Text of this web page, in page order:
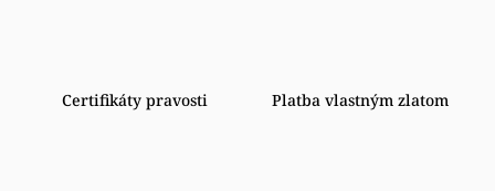
Certifikáty pravosti Platba vlastným zlatom